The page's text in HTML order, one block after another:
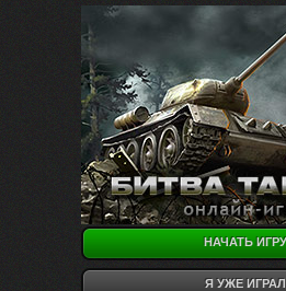
НАЧАТЬ ИГРУ
Я УЖЕ ИГРАЛ